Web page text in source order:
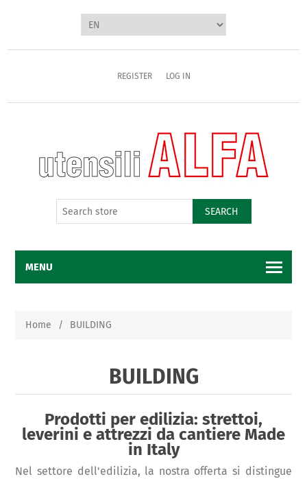
REGISTER LOG IN
SEARCH
MENU
Home / BUILDING
BUILDING
Prodotti per edilizia: strettoi,
leverini e attrezzi da cantiere Made
in Italy
Nel settore dell'edilizia, la nostra offerta si distingue